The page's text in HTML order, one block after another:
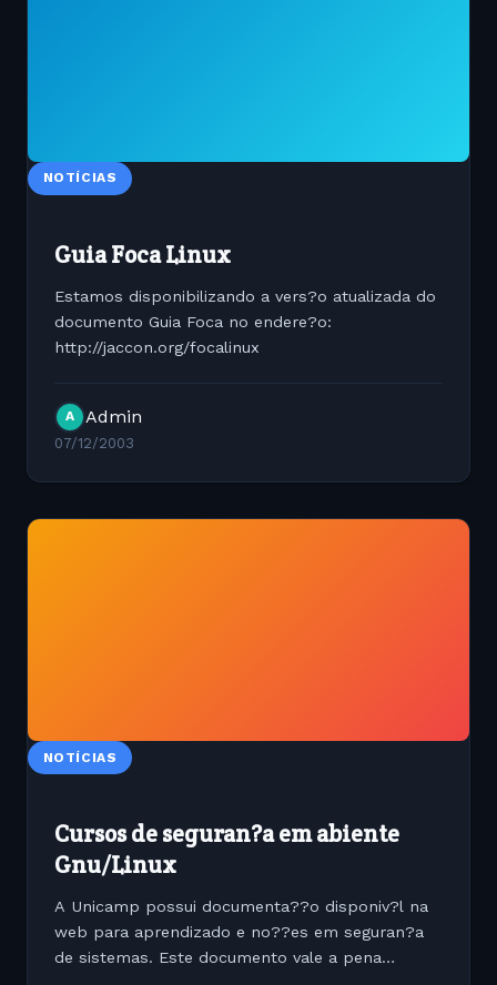
NOTÍCIAS
Guia Foca Linux
Estamos disponibilizando a vers?o atualizada do
documento Guia Foca no endere?o:
http://jaccon.org/focalinux
A Admin
07/12/2003
NOTÍCIAS
Cursos de seguran?a em abiente
Gnu/Linux
A Unicamp possui documenta??o disponiv?l na
web para aprendizado e no??es em seguran?a
de sistemas. Este documento vale a pena